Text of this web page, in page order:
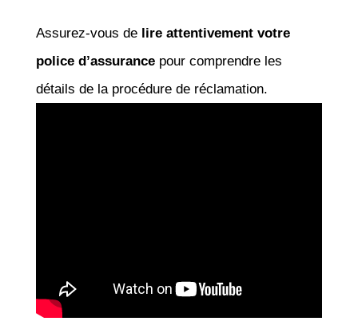
Assurez-vous de lire attentivement votre
police d’assurancepour comprendre les
détails de la procédure de réclamation.